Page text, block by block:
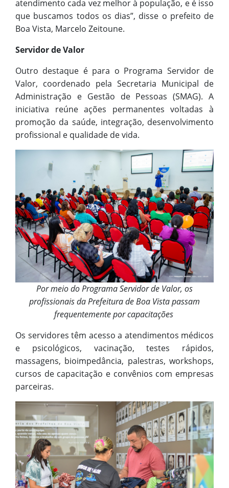
atendimento cada vez melhor à população, e é isso
que buscamos todos os dias”, disse o prefeito de
Boa Vista, Marcelo Zeitoune.
Servidor de Valor
Outro destaque é para o Programa Servidor de
Valor, coordenado pela Secretaria Municipal de
Administração e Gestão de Pessoas (SMAG). A
iniciativa reúne ações permanentes voltadas à
promoção da saúde, integração, desenvolvimento
profissional e qualidade de vida.
Por meio do Programa Servidor de Valor, os
profissionais da Prefeitura de Boa Vista passam
frequentemente por capacitações
Os servidores têm acesso a atendimentos médicos
e psicológicos, vacinação, testes rápidos,
massagens, bioimpedância, palestras, workshops,
cursos de capacitação e convênios com empresas
parceiras.